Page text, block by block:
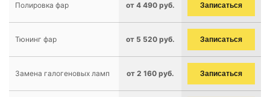
Полировка фар от 4 490 руб. Записаться
Тюнинг фар от 5 520 руб. Записаться
Замена галогеновых ламп от 2 160 руб. Записаться